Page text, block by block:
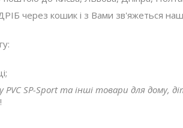
через кошик і з Вами зв'яжеться
SP-Sport та інші товари для дому,